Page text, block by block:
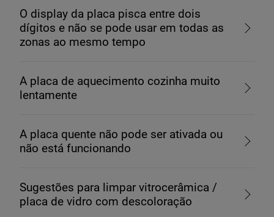
O display da placa pisca entre dois
dígitos e não se pode usar em todas as
zonas ao mesmo tempo
A placa de aquecimento cozinha muito
lentamente
A placa quente não pode ser ativada ou
não está funcionando
Sugestões para limpar vitrocerâmica /
placa de vidro com descoloração